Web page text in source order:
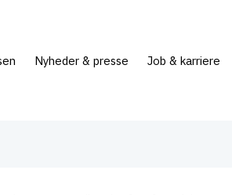
Nyheder & presse Job & karriere